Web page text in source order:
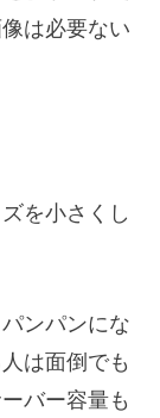
は必要ない
を小さくし
ンパンにな
は面倒でも
バー容量も